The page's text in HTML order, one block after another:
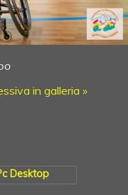
in galleria »
Desktop